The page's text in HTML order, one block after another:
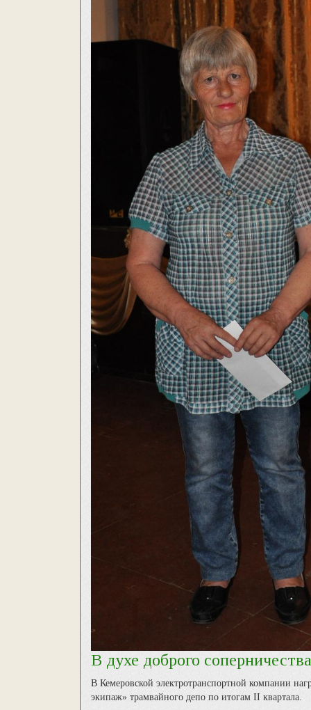
В духе доброго соперничества
В Кемеровской электротранспортной компании
экипаж» трамвайного депо по итогам II квартала.